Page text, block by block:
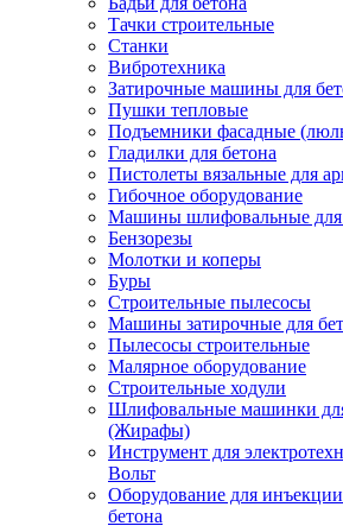
Тачки строительные
Станки
Вибротехника
Затирочные машины для
Пушки тепловые
Подъемники фасадные
Гладилки для бетона
Пистолеты вязальные для
Гибочное оборудование
Машины шлифовальные для
Бензорезы
Молотки и коперы
Буры
Строительные пылесосы
Машины затирочные для
Пылесосы строительные
Малярное оборудование
Строительные ходули
Шлифовальные машинки
(Жирафы)
Инструмент для
Вольт
Оборудование для
бетона